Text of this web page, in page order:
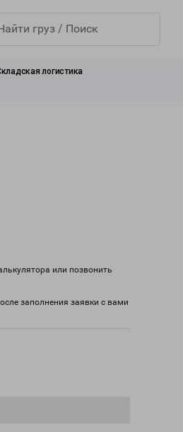
логистика
или позвонить
заполнения заявки с вами